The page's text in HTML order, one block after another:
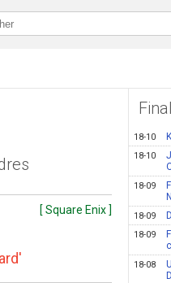
[ Square Enix ]
18-10
18-10
18-09
18-09
18-09
18-08